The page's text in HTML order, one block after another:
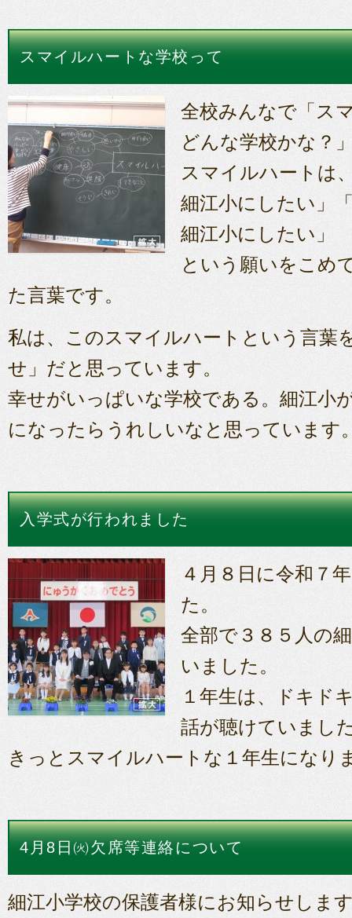
スマイルハートな学校って
全校みんなで「ス
どんな学校かな？
スマイルハートは
細江小にしたい」
細江小にしたい」
という願いをこめ
た言葉です。
私は、このスマイルハートという言葉
せ」だと思っています。
幸せがいっぱいな学校である。細江小
になったらうれしいなと思っています
入学式が行われました
４月８日に令和７
た。
全部で３８５人の
いました。
１年生は、ドキド
話が聴けていまし
きっとスマイルハートな１年生になり
4月8日㈫欠席等連絡について
細江小学校の保護者様にお知らせしま